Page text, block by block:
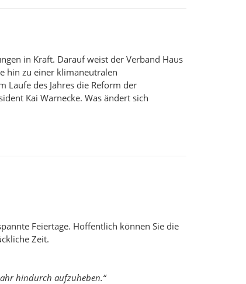
in Kraft. Darauf weist der Verband Haus
hin zu einer klimaneutralen
Laufe des Jahres die Reform der
Kai Warnecke. Was ändert sich
Feiertage. Hoffentlich können Sie die
Zeit.
hindurch aufzuheben.“